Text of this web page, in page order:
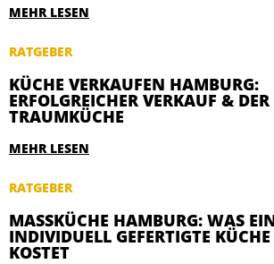
MEHR LESEN
RATGEBER
KÜCHE VERKAUFEN HAMBURG:
ERFOLGREICHER VERKAUF &
TRAUMKÜCHE
MEHR LESEN
RATGEBER
MASSKÜCHE HAMBURG: WAS
NDIVIDUELL GEFERTIGTE KÜCHE
OSTET